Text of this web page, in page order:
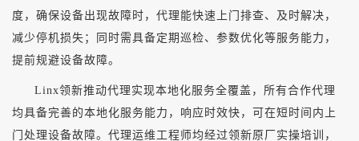
度，确保设备出现故障时，代理能快速上门排查、及时解决，
减少停机损失；同时需具备定期巡检、参数优化等服务能力，
提前规避设备故障。
Linx领新推动代理实现本地化服务全覆盖，所有合作代理
均具备完善的本地化服务能力，响应时效快，可在短时间内上
门处理设备故障。代理运维工程师均经过领新原厂实操培训，